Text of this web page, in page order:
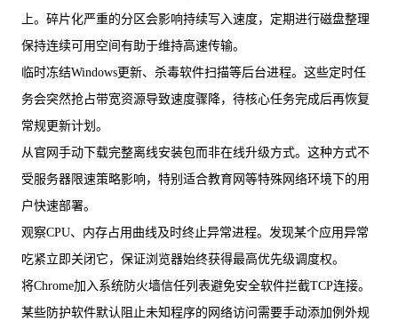
上。碎片化严重的分区会影响持续写入速度，定期进行磁盘整理
保持连续可用空间有助于维持高速传输。
临时冻结Windows更新、杀毒软件扫描等后台进程。这些定时任
务会突然抢占带宽资源导致速度骤降，待核心任务完成后再恢复
常规更新计划。
从官网手动下载完整离线安装包而非在线升级方式。这种方式不
受服务器限速策略影响，特别适合教育网等特殊网络环境下的用
户快速部署。
观察CPU、内存占用曲线及时终止异常进程。发现某个应用异常
吃紧立即关闭它，保证浏览器始终获得最高优先级调度权。
将Chrome加入系统防火墙信任列表避免安全软件拦截TCP连接。
某些防护软件默认阻止未知程序的网络访问需要手动添加例外规